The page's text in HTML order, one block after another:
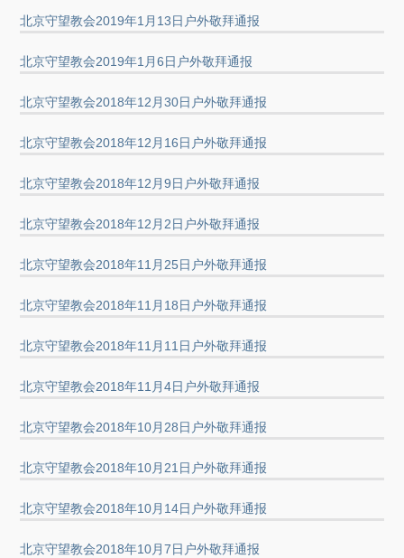
北京守望教会2019年1月13日户外敬拜通报
北京守望教会2019年1月6日户外敬拜通报
北京守望教会2018年12月30日户外敬拜通报
北京守望教会2018年12月16日户外敬拜通报
北京守望教会2018年12月9日户外敬拜通报
北京守望教会2018年12月2日户外敬拜通报
北京守望教会2018年11月25日户外敬拜通报
北京守望教会2018年11月18日户外敬拜通报
北京守望教会2018年11月11日户外敬拜通报
北京守望教会2018年11月4日户外敬拜通报
北京守望教会2018年10月28日户外敬拜通报
北京守望教会2018年10月21日户外敬拜通报
北京守望教会2018年10月14日户外敬拜通报
北京守望教会2018年10月7日户外敬拜通报